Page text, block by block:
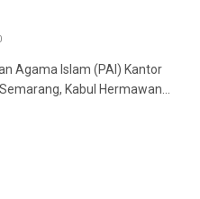
Agama Islam (PAI) Kantor
Kabul Hermawan…